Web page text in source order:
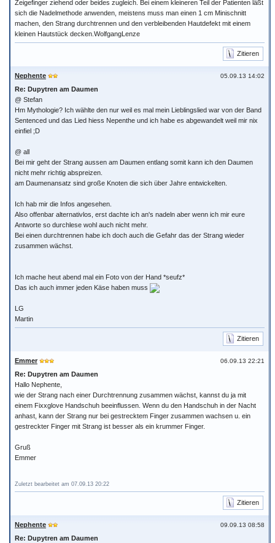
Zeigefinger ziehend oder beides zugleich. Bei einem kleineren Teil der Patienten läßt
sich die Nadelmethode anwenden, meistens muss man einen 1 cm Minischnitt
machen, den Strang durchtrennen und den verbleibenden Hautdefekt mit einem
kleinen Hautstück decken.WolfgangLenze
Zitieren
05.09.13 14:02
Nephente
Re: Dupytren am Daumen
@ Stefan
Hm Mythologie? Ich wählte den nur weil es mal mein Lieblingslied war von der Band
Sentenced und das Lied hiess Nepenthe und ich habe es abgewandelt weil mir nix
einfiel ;D
@ all
Bei mir geht der Strang aussen am Daumen entlang somit kann ich den Daumen
nicht mehr richtig abspreizen.
am Daumenansatz sind große Knoten die sich über Jahre entwickelten.
Ich hab mir die Infos angesehen.
Also offenbar alternativlos, erst dachte ich an's nadeln aber wenn ich mir eure
Antworte so durchlese wohl auch nicht mehr.
Bei einen durchtrennen habe ich doch auch die Gefahr das der Strang wieder
zusammen wächst.
Ich mache heut abend mal ein Foto von der Hand *seufz*
Das ich auch immer jeden Käse haben muss
LG
Martin
Zitieren
06.09.13 22:21
Emmer
Re: Dupytren am Daumen
Hallo Nephente,
wie der Strang nach einer Durchtrennung zusammen wächst, kannst du ja mit
einem Fixxglove Handschuh beeinflussen. Wenn du den Handschuh in der Nacht
anhast, kann der Strang nur bei gestrecktem Finger zusammen wachsen u. ein
gestreckter Finger mit Strang ist besser als ein krummer Finger.
Gruß
Emmer
Zuletzt bearbeitet am 07.09.13 20:22
Zitieren
09.09.13 08:58
Nephente
Re: Dupytren am Daumen